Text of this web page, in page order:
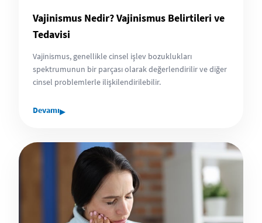
Vajinismus Nedir? Vajinismus Belirtileri ve
Tedavisi
Vajinismus, genellikle cinsel işlev bozuklukları
spektrumunun bir parçası olarak değerlendirilir ve diğer
cinsel problemlerle ilişkilendirilebilir.
Devamı▸